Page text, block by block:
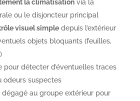
la climatisationvia la
ou le disjoncteur principal
visuel simpledepuis l’extérieur
objets bloquants (feuilles,
pour détecter d’éventuelles traces
odeurs suspectes
dégagé au groupe extérieur pour